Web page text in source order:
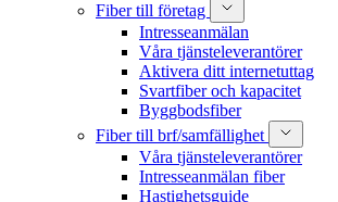
Fiber till företag
Intresseanmälan
Våra tjänsteleverantörer
Aktivera ditt internetuttag
Svartfiber och kapacitet
Byggbodsfiber
Fiber till brf/samfällighet
Våra tjänsteleverantörer
Intresseanmälan fiber
Hastighetsguide